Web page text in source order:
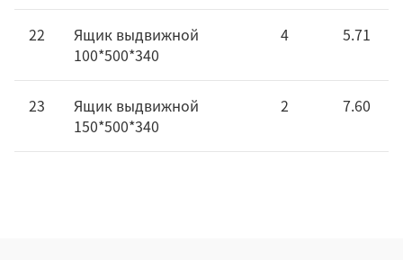
22
Ящик выдвижной
100*500*340
4 5.71
23
Ящик выдвижной
150*500*340
2 7.60